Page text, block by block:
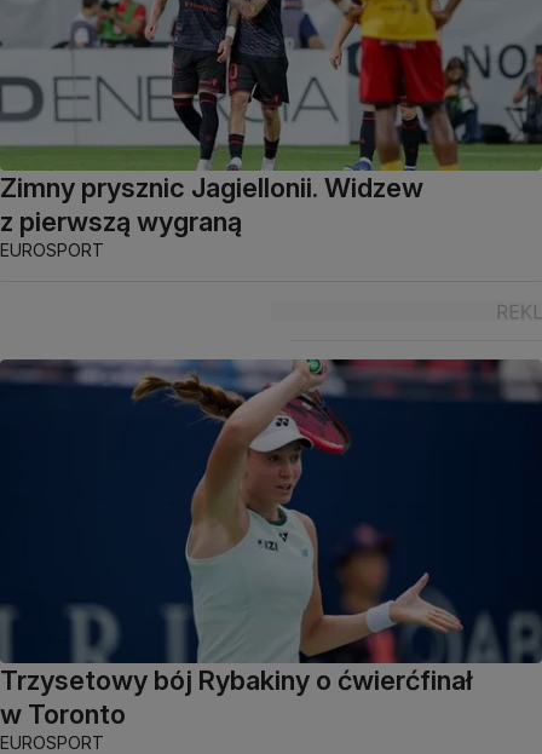
Zimny prysznic Jagiellonii. Widzew
z pierwszą wygraną
EUROSPORT
Trzysetowy bój Rybakiny o ćwierćfinał
w Toronto
EUROSPORT